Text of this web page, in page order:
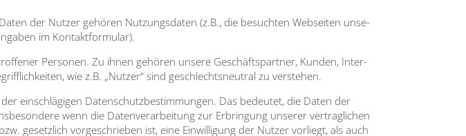
der Nut­zer gehö­ren Nut­zungs­da­ten (z.B., die besuch­ten Web­sei­ten unse­
im Kon­takt­for­mu­lar).
Per­so­nen. Zu ihnen gehö­ren unse­re Geschäfts­part­ner, Kun­den, Inter­
wie z.B. „Nut­zer“ sind geschlechts­neu­tral zu ver­ste­hen.
ein­schlä­gi­gen Daten­schutz­be­stim­mun­gen. Das bedeu­tet, die Daten der
wenn die Daten­ver­ar­bei­tung zur Erbrin­gung unse­rer ver­trag­li­chen
gesetz­lich vor­ge­schrie­ben ist, eine Ein­wil­li­gung der Nut­zer vor­liegt, als auch